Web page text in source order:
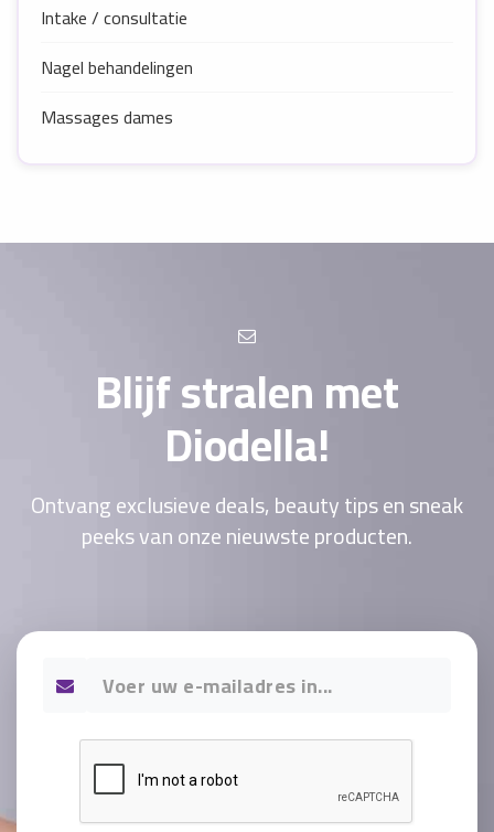
Intake / consultatie
Nagel behandelingen
Massages dames
Blijf stralen met
Diodella!
Ontvang exclusieve deals, beauty tips en sneak
peeks van onze nieuwste producten.